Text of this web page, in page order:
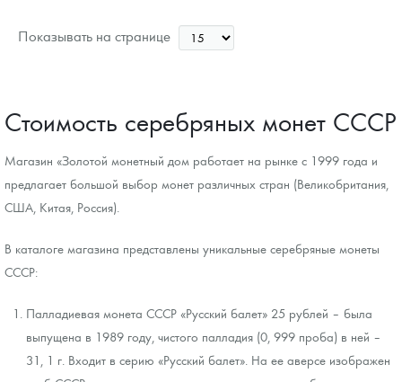
Показывать на странице
Стоимость серебряных монет СССР
Магазин «Золотой монетный дом работает на рынке с 1999 года и
предлагает большой выбор монет различных стран (Великобритания,
США, Китая, Россия).
В каталоге магазина представлены уникальные серебряные монеты
СССР:
Палладиевая монета СССР «Русский балет» 25 рублей – была
выпущена в 1989 году, чистого палладия (0, 999 проба) в ней –
31, 1 г. Входит в серию «Русский балет». На ее аверсе изображен